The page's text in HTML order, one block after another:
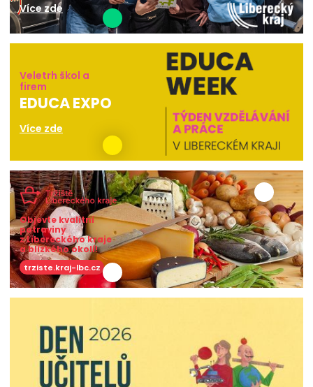
Více zde
Veletrh škol a
firem
EDUCA EXPO
Více zde
Objevte kvalitní
potraviny
z Libereckého kraje
a blízkého okolí!
trziste.kraj-lbc.cz